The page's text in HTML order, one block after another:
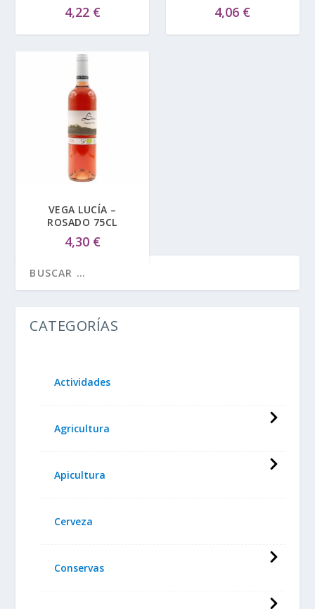
4,22 € 4,06 €
VEGA LUCÍA –
ROSADO 75CL
4,30 €
CATEGORÍAS
Actividades
Agricultura
Apicultura
Cerveza
Conservas